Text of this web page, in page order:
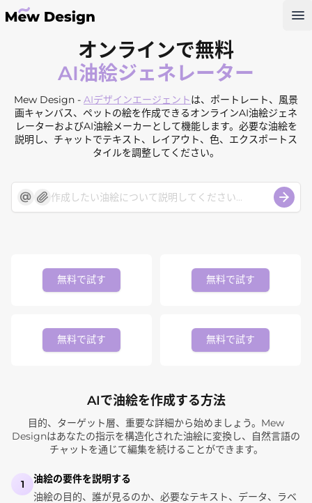
オンラインで無料
AI油絵ジェネレーター
Mew Design - AIデザインエージェントは、ポートレート、風景
画キャンバス、ペットの絵を作成できるオンラインAI油絵ジェネ
レーターおよびAI油絵メーカーとして機能します。必要な油絵を
説明し、チャットでテキスト、レイアウト、色、エクスポートス
タイルを調整してください。
無料で試す 無料で試す
無料で試す 無料で試す
AIで油絵を作成する方法
目的、ターゲット層、重要な詳細から始めましょう。Mew
Designはあなたの指示を構造化された油絵に変換し、自然言語の
チャットを通じて編集を続けることができます。
1
油絵の要件を説明する
油絵の目的、誰が見るのか、必要なテキスト、データ、ラベ